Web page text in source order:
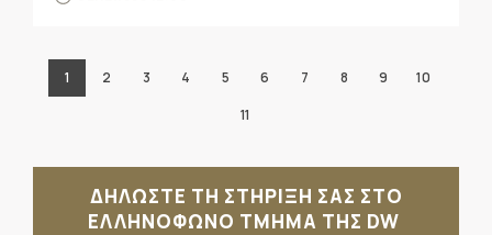
1 2 3 4 5 6 7 8 9
10
11
ΔΗΛΩΣΤΕ ΤΗ ΣΤΗΡΙΞΗ ΣΑΣ ΣΤΟ
ΕΛΛΗΝΟΦΩΝΟ ΤΜΗΜΑ ΤΗΣ DW